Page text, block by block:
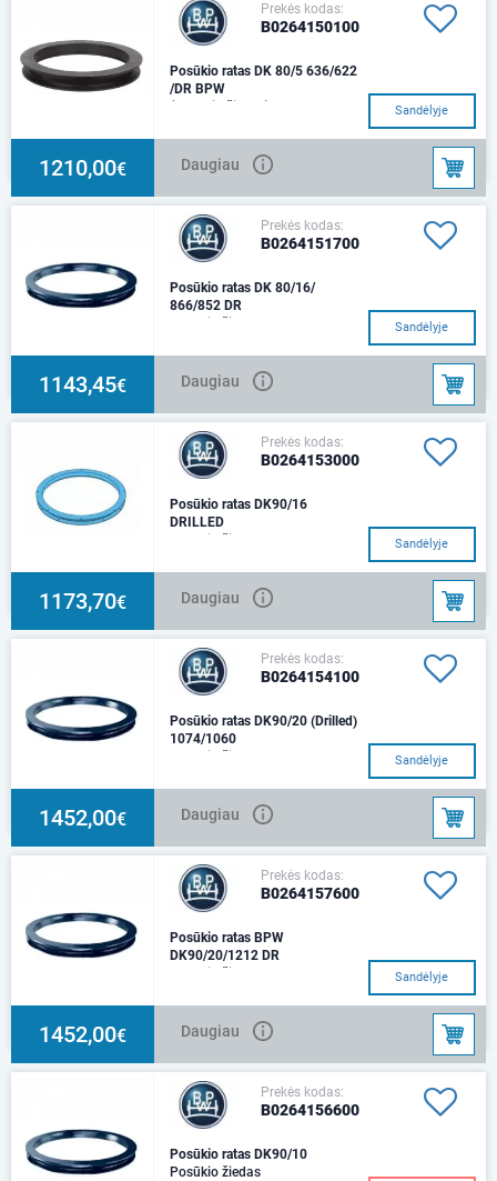
Prekės kodas:
B0264150100
Posūkio ratas DK 80/5 636/622
/DR BPW
(Posūkio žiedas)
Sandėlyje
1210,00€ Daugiau
Prekės kodas:
B0264151700
Posūkio ratas DK 80/16/
866/852 DR
Posūkio žiedas
Sandėlyje
1143,45€ Daugiau
Prekės kodas:
B0264153000
Posūkio ratas DK90/16
DRILLED
Posūkio žiedas
Sandėlyje
1173,70€ Daugiau
Prekės kodas:
B0264154100
Posūkio ratas DK90/20 (Drilled)
1074/1060
Posūkio žiedas
Sandėlyje
1452,00€ Daugiau
Prekės kodas:
B0264157600
Posūkio ratas BPW
DK90/20/1212 DR
Posūkio žiedas
Sandėlyje
1452,00€ Daugiau
Prekės kodas:
B0264156600
Posūkio ratas DK90/10
Posūkio žiedas